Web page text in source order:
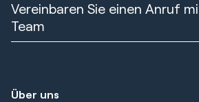
Vereinbaren Sie einen Anruf
Team
Über uns